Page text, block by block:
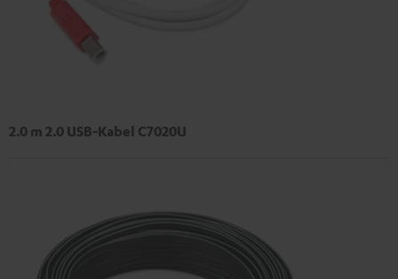
2.0 m 2.0 USB-Kabel C7020U